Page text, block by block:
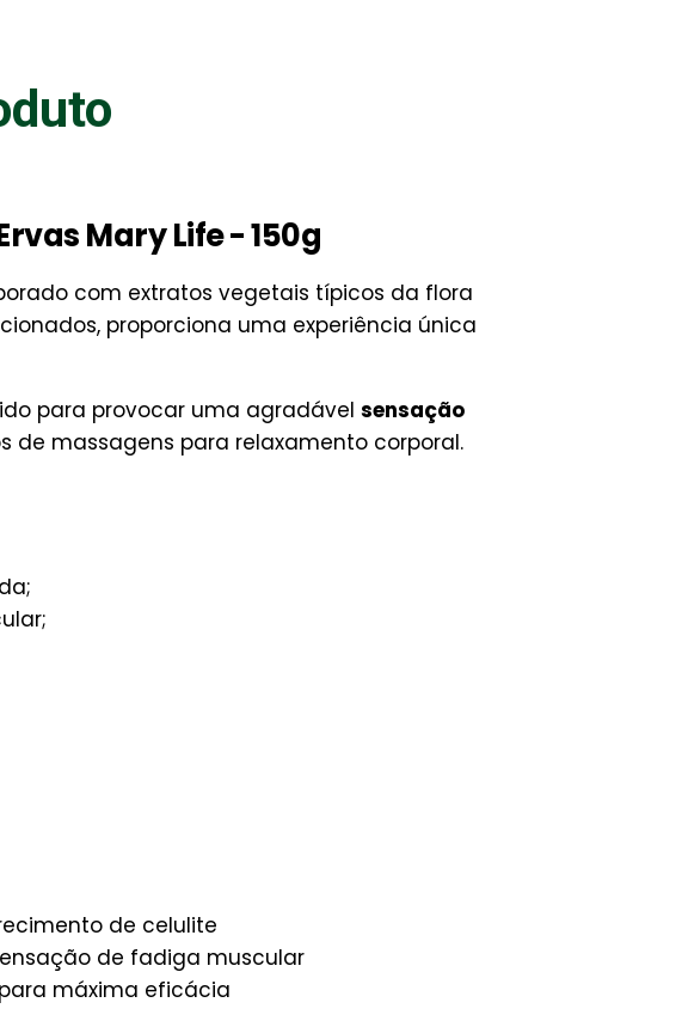
Mary Life - 150g
com extratos vegetais típicos da flora
proporciona uma experiência única
para provocar uma agradável sensação
de massagens para relaxamento corporal.
de celulite
de fadiga muscular
máxima eficácia